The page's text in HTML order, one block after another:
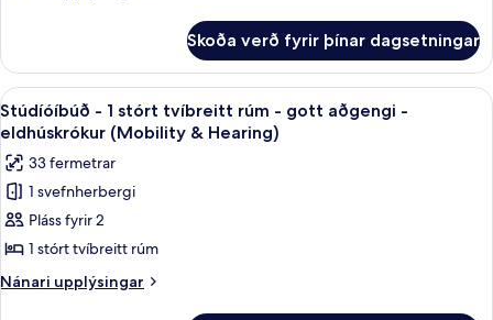
með
svefnsófa
-
eldhús
(Mobility
&
Hearing)
-
stórt
tvíbreitt
með
svefnsófa
eldhús
(Mobility
Hearing)
Skoða verð fyrir þínar dagsetningar
Skoða
allar
myndir
fyrir
Stúdíóíbúð
-
1
stórt
Rúmföt af bestu gerð, dúnsængur,
8
Stúdíóíbúð - 1 stórt tvíbreitt rúm - gott aðgengi -
eldhúskrókur (Mobility & Hearing)
33 fermetrar
1 svefnherbergi
Pláss fyrir 2
1 stórt tvíbreitt rúm
Nánari upplýsingar
Nánari